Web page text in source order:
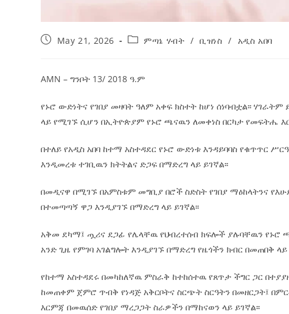
May 21, 2026 ምጣኔ ሃብት / ቢዝነስ / አዲስ አበባ
AMN – ግንቦት 13/ 2018 ዓ.ም
የኑሮ ውድነትና የገበያ መዛባት ዓለም አቀፍ ክስተት ከሆነ ሰነባብቷል፡፡
ላይ የሚገኙ ሲሆን በኢትዮጵያም የኑሮ ጫናዉን ለመቀነስ በርካታ የመፍትሔ
በተለይ የአዲስ አበባ ከተማ አስተዳደር የኑሮ ውድነቱ እንዳይባባስ የቁጥጥር
እንዲመረቱ ተገቢዉን ክትትልና ድጋፍ በማድረግ ላይ ይገኛል፡፡
በመዲናዋ በሚገኙ በአምስቱም መግቢያ በሮች ስድስት የገበያ ማዕከላትንና
በተመጣጣኝ ዋጋ እንዲያገኙ በማድረግ ላይ ይገኛል፡፡
አቅመ ደካማ፤ ጧሪና ደጋፊ የሌላቸዉ የህብረተሰብ ክፍሎች ያሉባቸዉን የኑሮ
አንድ ጊዜ የምገባ አገልግሎት እንዲያገኙ በማድረግ የዜጎችን ክብር በመጠበቅ ላይ
የከተማ አስተዳደሩ በመካከለኛዉ ምስራቅ ከተከሰተዉ የጸጥታ ችግር ጋር
ከመጠቀም ጀምሮ ጥብቅ የነዳጅ አቅርቦትና ስርጭት ስርዓትን በመዘርጋት፤
እርምጃ በመዉሰድ የገበያ ማረጋጋት ስራዎችን በማከናወን ላይ ይገኛል፡፡